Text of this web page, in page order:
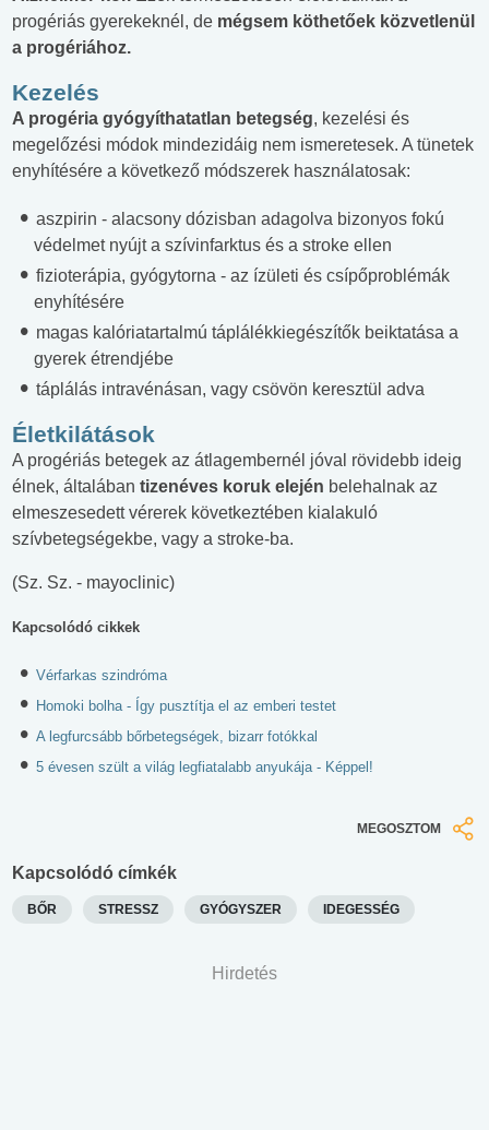
progériás gyerekeknél, de mégsem köthetőek közvetlenül
a progériához.
Kezelés
A progéria gyógyíthatatlan betegség, kezelési és
megelőzési módok mindezidáig nem ismeretesek. A tünetek
enyhítésére a következő módszerek használatosak:
aszpirin - alacsony dózisban adagolva bizonyos fokú
védelmet nyújt a szívinfarktus és a stroke ellen
fizioterápia, gyógytorna - az ízületi és csípőproblémák
enyhítésére
magas kalóriatartalmú táplálékkiegészítők beiktatása a
gyerek étrendjébe
táplálás intravénásan, vagy csövön keresztül adva
Életkilátások
A progériás betegek az átlagembernél jóval rövidebb ideig
élnek, általában tizenéves koruk elején belehalnak az
elmeszesedett vérerek következtében kialakuló
szívbetegségekbe, vagy a stroke-ba.
(Sz. Sz. - mayoclinic)
Kapcsolódó cikkek
Vérfarkas szindróma
Homoki bolha - Így pusztítja el az emberi testet
A legfurcsább bőrbetegségek, bizarr fotókkal
5 évesen szült a világ legfiatalabb anyukája - Képpel!
MEGOSZTOM
Kapcsolódó címkék
BŐR STRESSZ GYÓGYSZER IDEGESSÉG
Hirdetés